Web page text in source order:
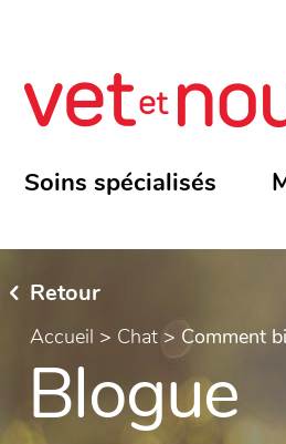
Soins spécialisés
Retour
Accueil > Chat > Comment
Blogue